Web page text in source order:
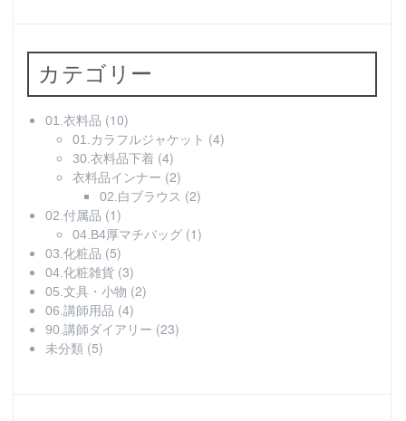
カテゴリー
01.衣料品 (10)
01.カラフルジャケット (4)
30.衣料品下着 (4)
衣料品インナー (2)
02.白ブラウス (2)
02.付属品 (1)
04.B4厚マチバッグ (1)
03.化粧品 (5)
04.化粧雑貨 (3)
05.文具・小物 (2)
06.講師用品 (4)
90.講師ダイアリー (23)
未分類 (5)